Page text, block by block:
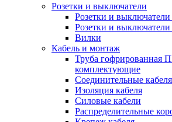
Розетки и выключатели
Розетки и
Розетки и
Вилки
Кабель и монтаж
Труба
комплектующие
Соединительные кабеля
Изоляция кабеля
Силовые кабели
Распределительные